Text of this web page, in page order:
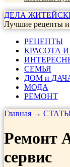
ДЕЛА
Лучшие рецепты и
РЕЦЕПТЫ
КРАСОТА
СЕМЬЯ
ДОМ и
МОДА
РЕМОНТ
Главная →
Ремонт
сервис